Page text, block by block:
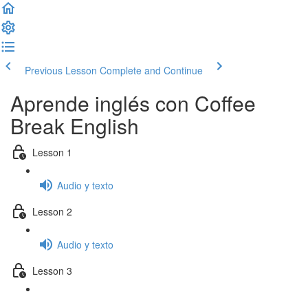
Previous Lesson Complete and Continue
Aprende inglés con Coffee
Break English
Lesson 1
Audio y texto
Lesson 2
Audio y texto
Lesson 3